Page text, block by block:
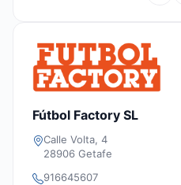
Fútbol Factory SL
Calle Volta, 4
28906 Getafe
916645607